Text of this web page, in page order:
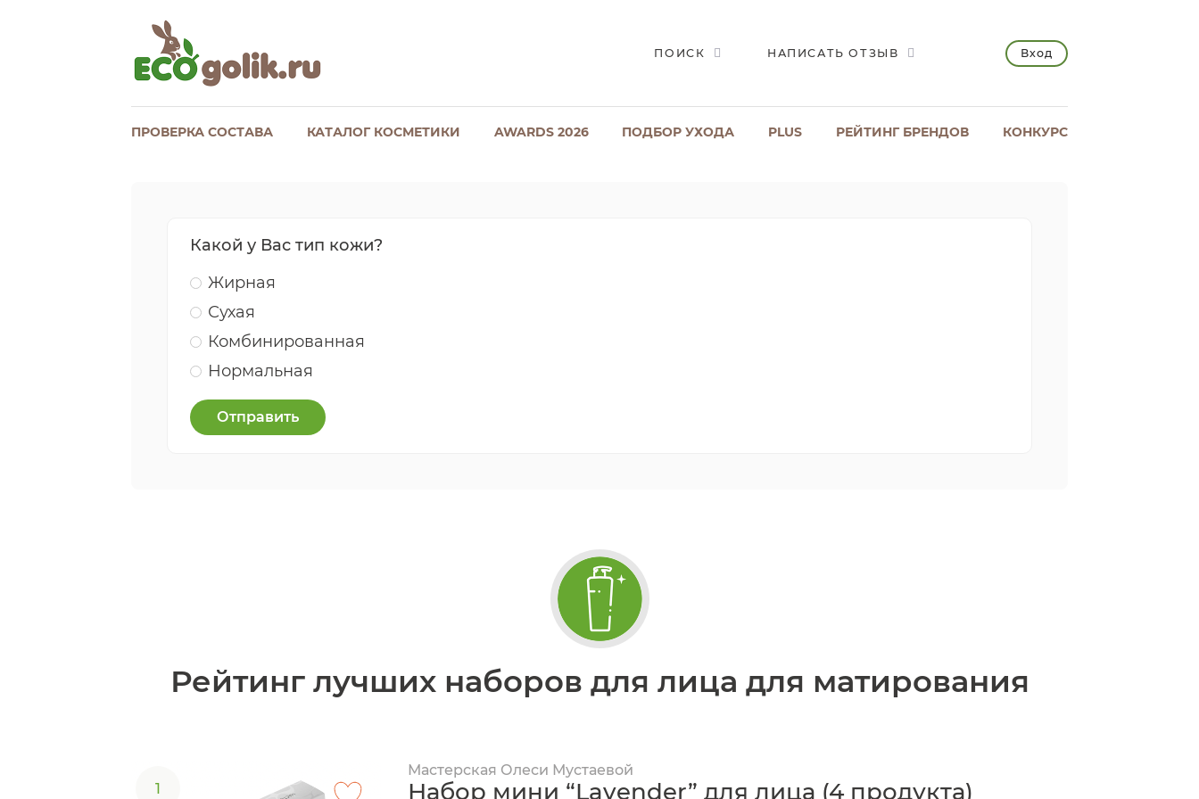
ПОИСК НАПИСАТЬ ОТЗЫВ Вход
ПРОВЕРКА СОСТАВА КАТАЛОГ КОСМЕТИКИ AWARDS 2026 ПОДБОР УХОДА PLUS РЕЙТИНГ БРЕНДОВ КОНКУРС
Какой у Вас тип кожи?
Жирная
Сухая
Комбинированная
Нормальная
Отправить
Рейтинг лучших наборов для лица для матирования
1
Мастерская Олеси Мустаевой
Набор мини “Lavender” для лица (4 продукта)